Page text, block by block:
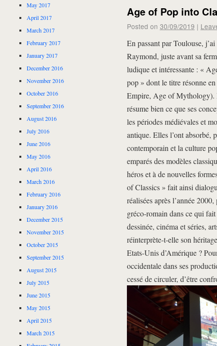
Age of Pop into
Posted on 30/09/2019 |
En passant par Toulouse,
Raymond, juste avant sa
ludique et intéressante : «
pop » dont le titre résonne
Empire, Age of Mythology).
résume bien ce que ses
les périodes médiévales et
antique. Elles l’ont absorbé,
contemporain et la culture
emparés des modèles
héros et à de nouvelles
of Classics » fait ainsi
réalisées après l’année
gréco-romain dans ce qui
dessinée, cinéma et séries,
réinterprète-t-elle son
Etats-Unis d’Amérique ?
occidentale dans ses
cessé de circuler, d’être
May 2017
April 2017
March 2017
February 2017
January 2017
December 2016
November 2016
October 2016
September 2016
August 2016
July 2016
June 2016
May 2016
April 2016
March 2016
February 2016
January 2016
December 2015
November 2015
October 2015
September 2015
August 2015
July 2015
June 2015
May 2015
April 2015
March 2015